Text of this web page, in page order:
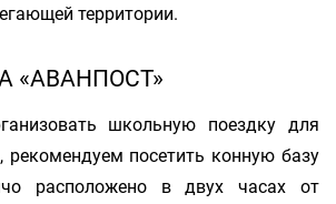
территории.
«АВАНПОСТ»
школьную поездку для
рекомендуем посетить конную базу
расположено в двух часах от